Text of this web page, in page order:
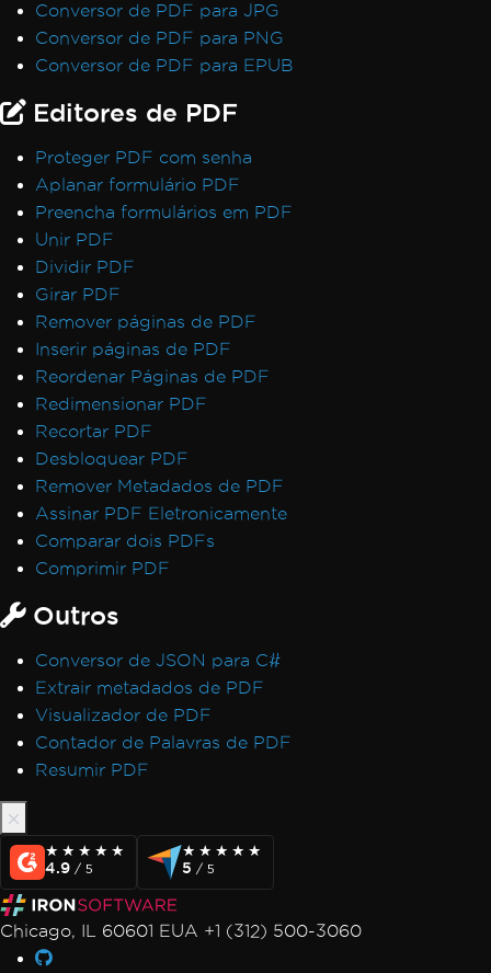
Conversor de PDF para JPG
Conversor de PDF para PNG
Conversor de PDF para EPUB
Editores de PDF
Proteger PDF com senha
Aplanar formulário PDF
Preencha formulários em PDF
Unir PDF
Dividir PDF
Girar PDF
Remover páginas de PDF
Inserir páginas de PDF
Reordenar Páginas de PDF
Redimensionar PDF
Recortar PDF
Desbloquear PDF
Remover Metadados de PDF
Assinar PDF Eletronicamente
Comparar dois PDFs
Comprimir PDF
Outros
Conversor de JSON para C#
Extrair metadados de PDF
Visualizador de PDF
Contador de Palavras de PDF
Resumir PDF
★★★★★
★★★★★
4.9 / 5
★★★★★
★★★★★
5 / 5
Chicago, IL 60601 EUA +1 (312) 500-3060